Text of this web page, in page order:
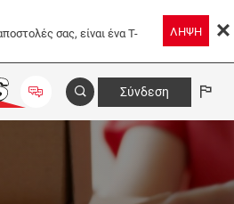
σας, είναι ένα T-
ΛΗΨΗ
Σύνδεση